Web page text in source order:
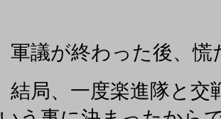
軍議が終わった後、
結局、一度楽進隊と交